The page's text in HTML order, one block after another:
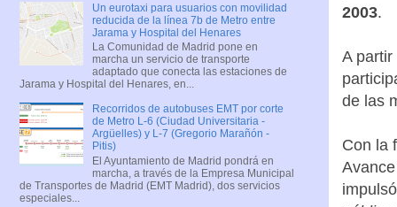
2003.
A
de las
Con la
Un eurotaxi para usuarios con movilidad
reducida de la línea 7b de Metro entre
Jarama y Hospital del Henares
La Comunidad de Madrid pone en
marcha un servicio de transporte
adaptado que conecta las estaciones de
Jarama y Hospital del Henares, en...
Recorridos de autobuses EMT por corte
de Metro L-6 (Ciudad Universitaria -
Argüelles) y L-7 (Gregorio Marañón -
Pitis)
El Ayuntamiento de Madrid pondrá en
marcha, a través de la Empresa Municipal
de Transportes de Madrid (EMT Madrid), dos servicios
especiales...